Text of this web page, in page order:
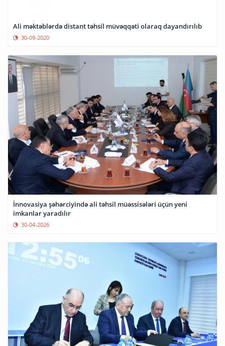
Ali məktəblərdə distant təhsil müvəqqəti olaraq dayandırılıb
30-09-2020
İnnovasiya şəhərciyində ali təhsil müəssisələri üçün yeni
imkanlar yaradılır
30-04-2026